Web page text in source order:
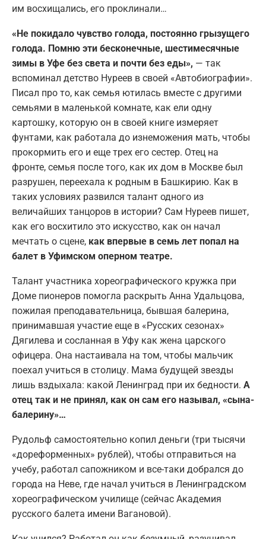
им восхищались, его проклинали…
«Не покидало чувство голода, постоянно грызущего
голода. Помню эти бесконечные, шестимесячные
зимы в Уфе без света и почти без еды», — так
вспоминал детство Нуреев в своей «Автобиографии».
Писал про то, как семья ютилась вместе с другими
семьями в маленькой комнате, как ели одну
картошку, которую он в своей книге измеряет
фунтами, как работала до изнеможения мать, чтобы
прокормить его и еще трех его сестер. Отец на
фронте, семья после того, как их дом в Москве был
разрушен, переехала к родным в Башкирию. Как в
таких условиях развился талант одного из
величайших танцоров в истории? Сам Нуреев пишет,
как его восхитило это искусство, как он начал
мечтать о сцене, как впервые в семь лет попал на
балет в Уфимском оперном театре.
Талант участника хореографического кружка при
Доме пионеров помогла раскрыть Анна Удальцова,
пожилая преподавательница, бывшая балерина,
принимавшая участие еще в «Русских сезонах»
Дягилева и сосланная в Уфу как жена царского
офицера. Она настаивала на том, чтобы мальчик
поехал учиться в столицу. Мама будущей звезды
лишь вздыхала: какой Ленинград при их бедности. А
отец так и не принял, как он сам его называл, «сына-
балерину»…
Рудольф самостоятельно копил деньги (три тысячи
«дореформенных» рублей), чтобы отправиться на
учебу, работал сапожником и все-таки добрался до
города на Неве, где начал учиться в Ленинградском
хореографическом училище (сейчас Академия
русского балета имени Вагановой).